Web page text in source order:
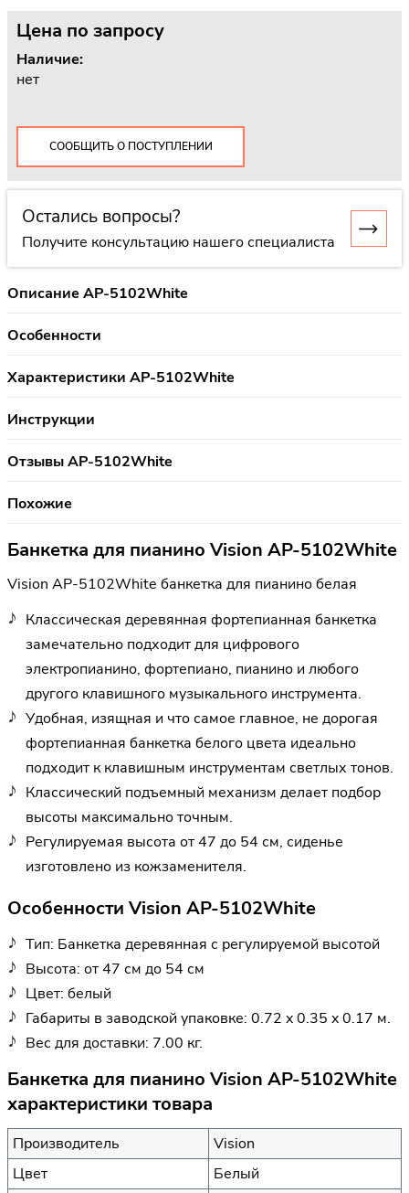
Цена по запросу
Наличие:
нет
СООБЩИТЬ О ПОСТУПЛЕНИИ
Остались вопросы?
Получите консультацию нашего специалиста
Описание AP-5102White
Особенности
Характеристики AP-5102White
Инструкции
Отзывы AP-5102White
Похожие
Банкетка для пианино Vision AP-5102White
Vision AP-5102White банкетка для пианино белая
Классическая деревянная фортепианная банкетка
замечательно подходит для цифрового
электропианино, фортепиано, пианино и любого
другого клавишного музыкального инструмента.
Удобная, изящная и что самое главное, не дорогая
фортепианная банкетка белого цвета идеально
подходит к клавишным инструментам светлых тонов.
Классический подъемный механизм делает подбор
высоты максимально точным.
Регулируемая высота от 47 до 54 см, сиденье
изготовлено из кожзаменителя.
Особенности Vision AP-5102White
Тип: Банкетка деревянная с регулируемой высотой
Высота: от 47 см до 54 см
Цвет: белый
Габариты в заводской упаковке: 0.72 x 0.35 x 0.17 м.
Вес для доставки: 7.00 кг.
Банкетка для пианино Vision AP-5102White
характеристики товара
Производитель
Vision
Цвет
Белый